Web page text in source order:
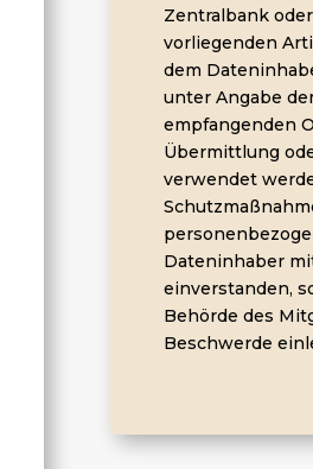
Zentralbank
vorliegenden
dem
unter Angabe
empfangenden
Übermittlung
verwendet
Dateninhaber
einverstanden,
Behörde des
Beschwerde